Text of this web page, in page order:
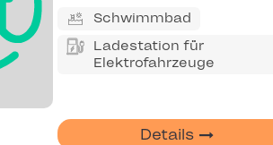
Schwimmbad
Ladestation für
Elektrofahrzeuge
Details